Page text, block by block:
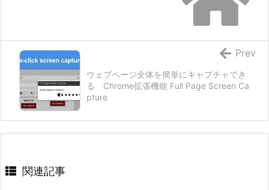
ウェブページ全体を簡単にキャプチャでき
る Chrome拡張機能 Full Page Screen Ca
pture
Prev
関連記事